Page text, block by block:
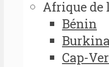
Afrique de
Bénin
Cap-